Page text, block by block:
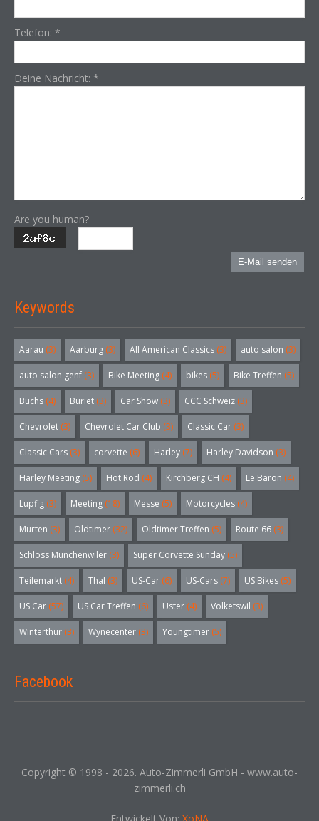
Telefon: *
Deine Nachricht: *
Are you human?
E-Mail senden
Keywords
Aarau (3) Aarburg (3) All American Classics (3) auto salon (3)
auto salon genf (3) Bike Meeting (4) bikes (5) Bike Treffen (5)
Buchs (4) Buriet (3) Car Show (3) CCC Schweiz (3)
Chevrolet (3) Chevrolet Car Club (3) Classic Car (3)
Classic Cars (3) corvette (6) Harley (7) Harley Davidson (3)
Harley Meeting (5) Hot Rod (4) Kirchberg CH (4) Le Baron (4)
Lupfig (3) Meeting (18) Messe (5) Motorcycles (4)
Murten (3) Oldtimer (32) Oldtimer Treffen (5) Route 66 (3)
Schloss Münchenwiler (3) Super Corvette Sunday (5)
Teilemarkt (4) Thal (3) US-Car (6) US-Cars (7) US Bikes (5)
US Car (57) US Car Treffen (6) Uster (4) Volketswil (3)
Winterthur (3) Wynecenter (3) Youngtimer (5)
Facebook
Copyright © 1998 - 2026. Auto-Zimmerli GmbH - www.auto-
zimmerli.ch